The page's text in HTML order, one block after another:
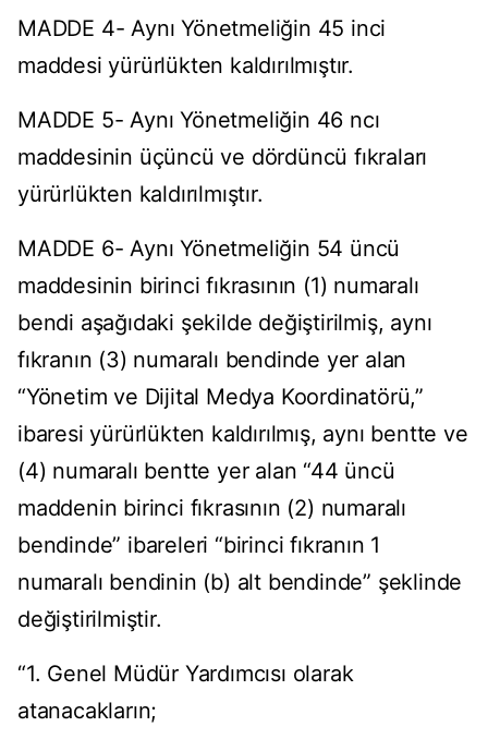
MADDE 4- Aynı Yönetmeliğin 45 inci
maddesi yürürlükten kaldırılmıştır.
MADDE 5- Aynı Yönetmeliğin 46 ncı
maddesinin üçüncü ve dördüncü fıkraları
yürürlükten kaldırılmıştır.
MADDE 6- Aynı Yönetmeliğin 54 üncü
maddesinin birinci fıkrasının (1) numaralı
bendi aşağıdaki şekilde değiştirilmiş, aynı
fıkranın (3) numaralı bendinde yer alan
“Yönetim ve Dijital Medya Koordinatörü,”
ibaresi yürürlükten kaldırılmış, aynı bentte ve
(4) numaralı bentte yer alan “44 üncü
maddenin birinci fıkrasının (2) numaralı
bendinde” ibareleri “birinci fıkranın 1
numaralı bendinin (b) alt bendinde” şeklinde
değiştirilmiştir.
“1. Genel Müdür Yardımcısı olarak
atanacakların;